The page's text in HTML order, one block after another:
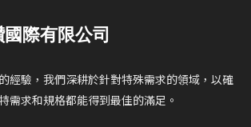
經驗，我們深耕於針對特殊需求的領域，以確
需求和規格都能得到最佳的滿足。